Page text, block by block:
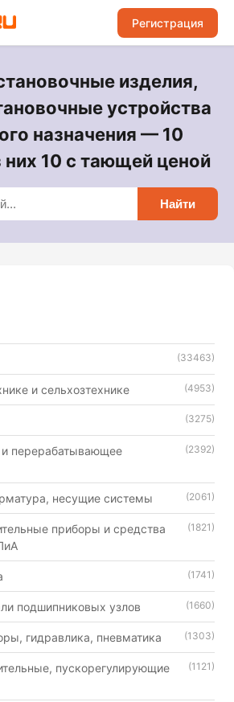
Регистрация
изделия,
устройства
назначения — 10
них 10 с тающей ценой
Найти
(33463)
и сельхозтехнике (4953)
(3275)
перерабатывающее
(2392)
несущие системы (2061)
приборы и средства
(1821)
(1741)
подшипниковых узлов (1660)
гидравлика, пневматика (1303)
пускорегулирующие
(1121)